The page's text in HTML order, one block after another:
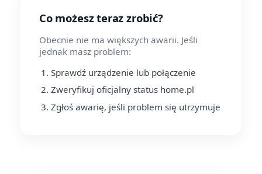
Co możesz teraz zrobić?
Obecnie nie ma większych awarii. Jeśli
jednak masz problem:
Sprawdź urządzenie lub połączenie
Zweryfikuj oficjalny status home.pl
Zgłoś awarię, jeśli problem się utrzymuje